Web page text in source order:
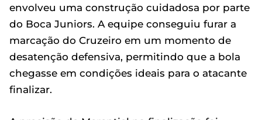
envolveu uma construção cuidadosa por parte
do Boca Juniors. A equipe conseguiu furar a
marcação do Cruzeiro em um momento de
desatenção defensiva, permitindo que a bola
chegasse em condições ideais para o atacante
finalizar.